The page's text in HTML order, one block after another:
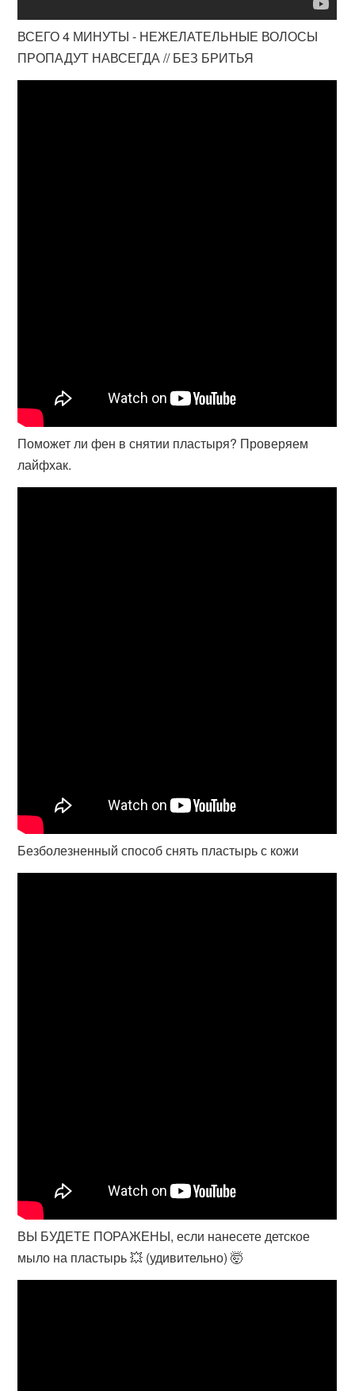
ВСЕГО 4 МИНУТЫ - НЕЖЕЛАТЕЛЬНЫЕ ВОЛОСЫ
ПРОПАДУТ НАВСЕГДА // БЕЗ БРИТЬЯ
Поможет ли фен в снятии пластыря? Проверяем
лайфхак.
Безболезненный способ снять пластырь с кожи
ВЫ БУДЕТЕ ПОРАЖЕНЫ, если нанесете детское
мыло на пластырь 💥 (удивительно) 🤯